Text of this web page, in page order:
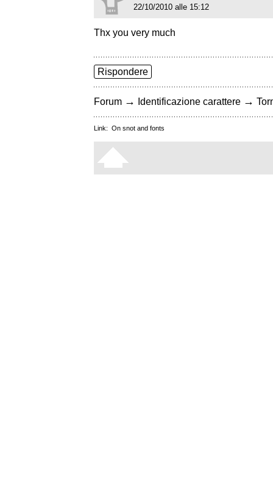
22/10/2010 alle 15:12
Thx you very much
Rispondere
Forum → Identificazione carattere →
Link: On snot and fonts